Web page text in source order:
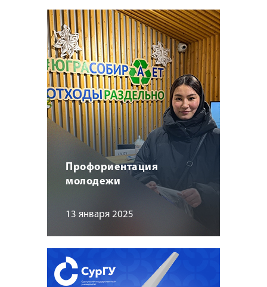
Профориентация
молодежи
13 января 2025